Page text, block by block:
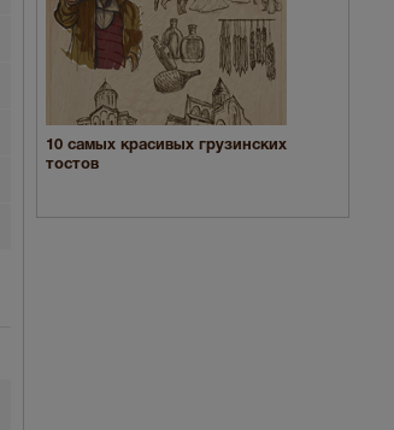
10 самых красивых грузинских
тостов